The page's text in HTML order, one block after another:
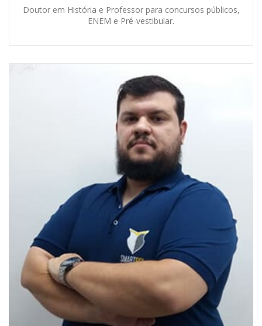
Doutor em História e Professor para concursos públicos,
ENEM e Pré-vestibular.